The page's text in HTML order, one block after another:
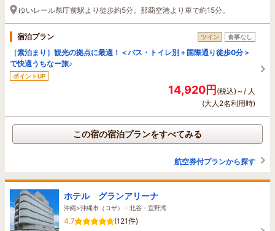
ゆいレール県庁前駅より徒歩約5分。那覇空港より車で約15分。
宿泊プラン ツイン 食事なし
［素泊まり］観光の拠点に最適！＜バス・トイレ別＋国際通り徒歩0分＞
で快適うちなー旅♪
ポイントUP
14,920円(税込)～/ 人
(大人2名利用時)
この宿の宿泊プランをすべてみる
航空券付プランから探す
ホテル グランアリーナ
沖縄>沖縄市（コザ）・北谷・宜野湾
4.7
(121件)